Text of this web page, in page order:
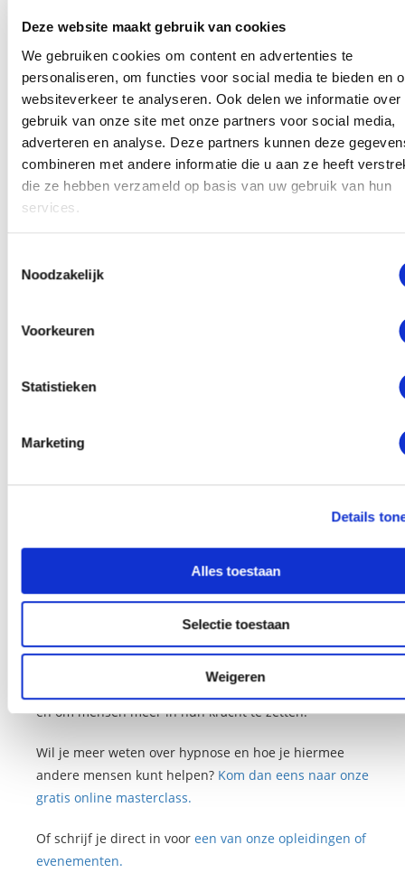
Deze website maakt gebruik van cookies
We gebruiken cookies om content en advertenties te
personaliseren, om functies voor social media te bieden en
websiteverkeer te analyseren. Ook delen we informatie over
gebruik van onze site met onze partners voor social media,
adverteren en analyse. Deze partners kunnen deze
combineren met andere informatie die u aan ze heeft
die ze hebben verzameld op basis van uw gebruik van hun
services.
Noodzakelijk
Voorkeuren
Statistieken
Marketing
Details
Alles toestaan
Selectie toestaan
Weigeren
Wij vinden het bij het Hypnose Instituut Nederland
namelijk heel belangrijk dat mensen goed
geïnformeerd worden over hypnose en dat ze
duidelijk toestemming geven om in hypnose te gaan.
Je kunt dus als maatschappelijk werker aangeven dat
je hypnose wilt proberen, naast de andere manieren
waarop je de cliënten helpt.
hiervan kunnen verwachten.
ontspannen.
technieken om mensen te helpen om met hun
problemen een rol spelen om mensen de mentale
middelen te geven om met stressvolle situaties om te
gaan. Ideaal om in ieder geval de basiskennis hierover
te hebben als maatschappelijk werker.
Het helpt je met het geven van kalmerende suggesties
en om mensen meer in hun kracht te zetten.
Wil je meer weten over hypnose en hoe je hiermee
andere mensen kunt helpen? Kom dan eens naar onze
gratis online masterclass.
Of schrijf je direct in voor een van onze opleidingen of
evenementen.